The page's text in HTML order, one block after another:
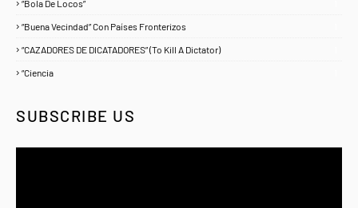
“Bola De Locos”
“Buena Vecindad” Con Países Fronterizos
“CAZADORES DE DICATADORES” (To Kill A Dictator)
“Ciencia
SUBSCRIBE US